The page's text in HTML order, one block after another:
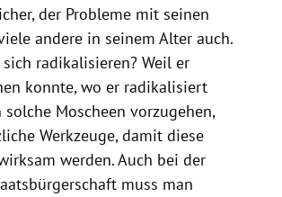
der Probleme mit seinen
andere in seinem Alter auch.
radikalisieren? Weil er
konnte, wo er radikalisiert
Moscheen vorzugehen,
Werkzeuge, damit diese
werden. Auch bei der
muss man